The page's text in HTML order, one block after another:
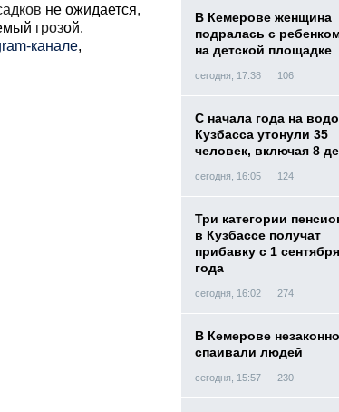
не ожидается,
грозой.
канале,
В Кемерове женщина
подралась с
на детской площадке
сегодня, 17:38 106
С начала года на
Кузбасса утонули 35
человек, включая 8
сегодня, 16:05 124
Три категории
в Кузбассе получат
прибавку с 1
года
сегодня, 16:02 274
В Кемерове незаконно
спаивали людей
сегодня, 15:57 230